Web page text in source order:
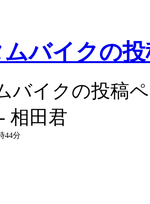
ムバイクの
バイクの投稿
- 相田君
44分